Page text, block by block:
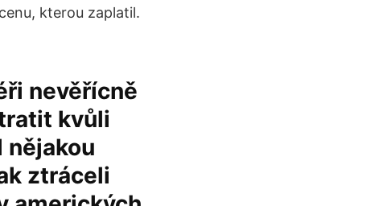
kterou zaplatil.
nevěřícně
kvůli
nějakou
ztráceli